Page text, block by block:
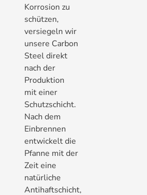
Korrosion zu
schützen,
versiegeln wir
unsere Carbon
Steel direkt
nach der
Produktion
mit einer
Schutzschicht.
Nach dem
Einbrennen
entwickelt die
Pfanne mit der
Zeit eine
natürliche
Antihaftschicht,